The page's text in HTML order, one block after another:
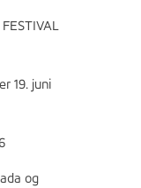
19. juni
og